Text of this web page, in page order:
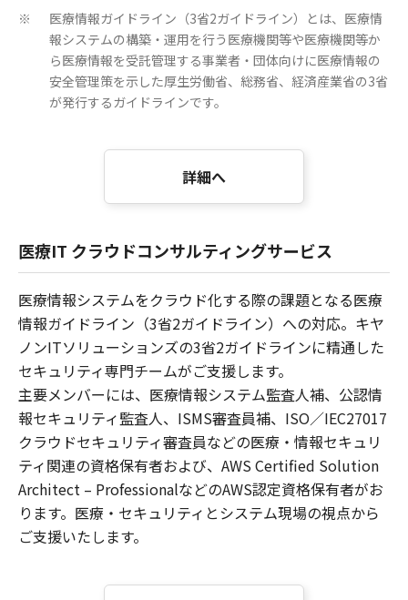
※
医療情報ガイドライン（3省2ガイドライン）とは、医療情
報システムの構築・運用を行う医療機関等や医療機関等か
ら医療情報を受託管理する事業者・団体向けに医療情報の
安全管理策を示した厚生労働省、総務省、経済産業省の3省
が発行するガイドラインです。
詳細へ
医療IT クラウドコンサルティングサービス
医療情報システムをクラウド化する際の課題となる医療
情報ガイドライン（3省2ガイドライン）への対応。キヤ
ノンITソリューションズの3省2ガイドラインに精通した
セキュリティ専門チームがご支援します。
主要メンバーには、医療情報システム監査人補、公認情
報セキュリティ監査人、ISMS審査員補、ISO／IEC27017
クラウドセキュリティ審査員などの医療・情報セキュリ
ティ関連の資格保有者および、AWS Certified Solution
Architect – ProfessionalなどのAWS認定資格保有者がお
ります。医療・セキュリティとシステム現場の視点から
ご支援いたします。